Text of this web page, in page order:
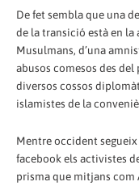
De fet sembla que una
de la transició està en la
Musulmans, d’una
abusos comesos des
diversos cossos
islamistes de la
Mentre occident
facebook els activistes
prisma que mitjans com